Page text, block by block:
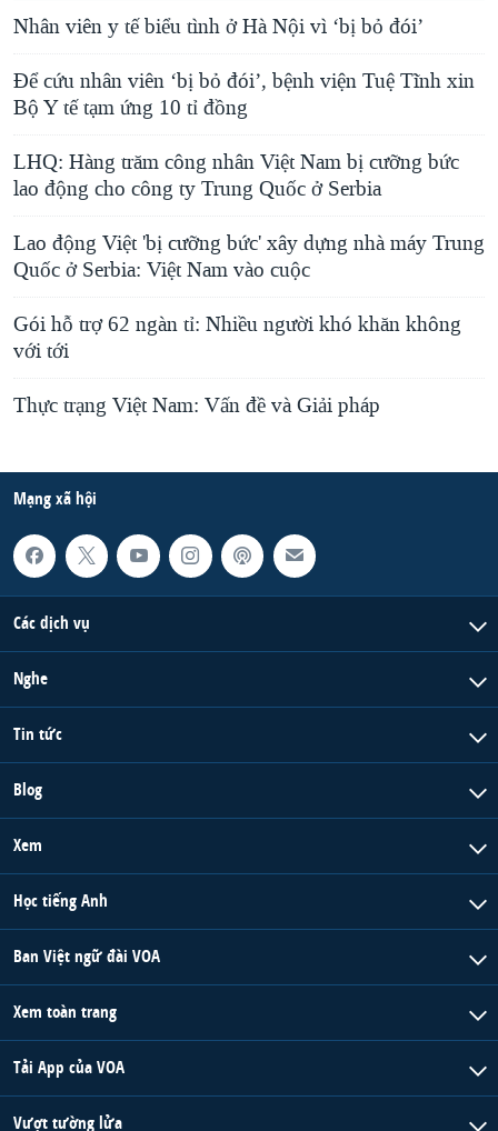
Nhân viên y tế biểu tình ở Hà Nội vì ‘bị bỏ đói’
Để cứu nhân viên ‘bị bỏ đói’, bệnh viện Tuệ Tĩnh xin
Bộ Y tế tạm ứng 10 tỉ đồng
LHQ: Hàng trăm công nhân Việt Nam bị cưỡng bức
lao động cho công ty Trung Quốc ở Serbia
Lao động Việt 'bị cưỡng bức' xây dựng nhà máy Trung
Quốc ở Serbia: Việt Nam vào cuộc
Gói hỗ trợ 62 ngàn tỉ: Nhiều người khó khăn không
với tới
Thực trạng Việt Nam: Vấn đề và Giải pháp
Mạng xã hội
Các dịch vụ
Nghe
Tin tức
Blog
Xem
Học tiếng Anh
Ban Việt ngữ đài VOA
Xem toàn trang
Tải App của VOA
Vượt tường lửa